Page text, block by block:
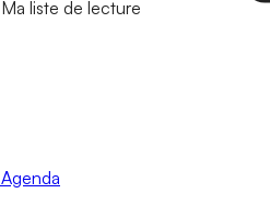
Ma liste de lecture
Agenda